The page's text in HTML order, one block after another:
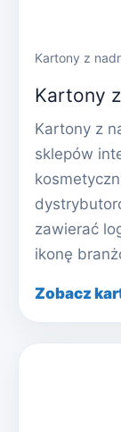
Kartony z
Kartony
Kartony z
sklepów
zawierać
ikonę
Zobacz